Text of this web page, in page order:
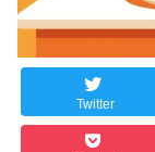
Twitter